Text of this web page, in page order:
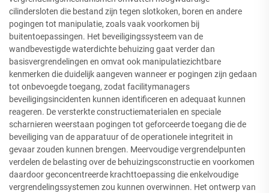
cilindersloten die bestand zijn tegen slotkoken, boren en andere
pogingen tot manipulatie, zoals vaak voorkomen bij
buitentoepassingen. Het beveiligingssysteem van de
wandbevestigde waterdichte behuizing gaat verder dan
basisvergrendelingen en omvat ook manipulatiezichtbare
kenmerken die duidelijk aangeven wanneer er pogingen zijn gedaan
tot onbevoegde toegang, zodat facilitymanagers
beveiligingsincidenten kunnen identificeren en adequaat kunnen
reageren. De versterkte constructiematerialen en speciale
scharnieren weerstaan pogingen tot geforceerde toegang die de
beveiliging van de apparatuur of de operationele integriteit in
gevaar zouden kunnen brengen. Meervoudige vergrendelpunten
verdelen de belasting over de behuizingsconstructie en voorkomen
daardoor geconcentreerde krachttoepassing die enkelvoudige
vergrendelingssystemen zou kunnen overwinnen. Het ontwerp van